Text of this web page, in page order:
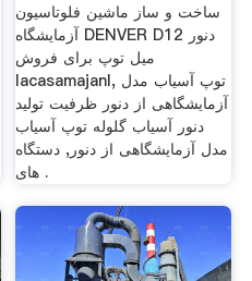
ساخت و ساز ماشین فلوتاسیون
آزمایشگاه DENVER D12 دنور
میل توپ برای فروش
lacasamajanl, توپ آسیاب مدل
آزمایشگاهی از دنور ظرفیت تولید
دنور آسیاب گلوله توپ آسیاب
مدل آزمایشگاهی از دنور, دستگاه
های .